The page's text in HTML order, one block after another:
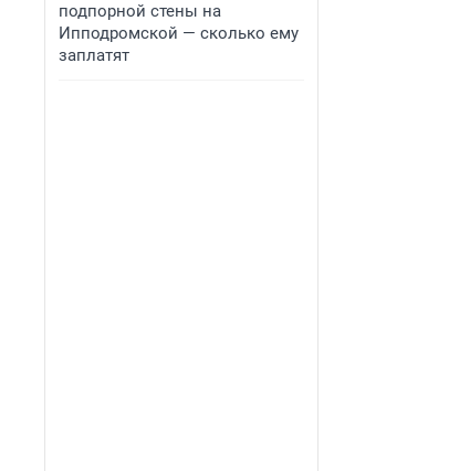
подпорной стены на
Ипподромской — сколько ему
заплатят